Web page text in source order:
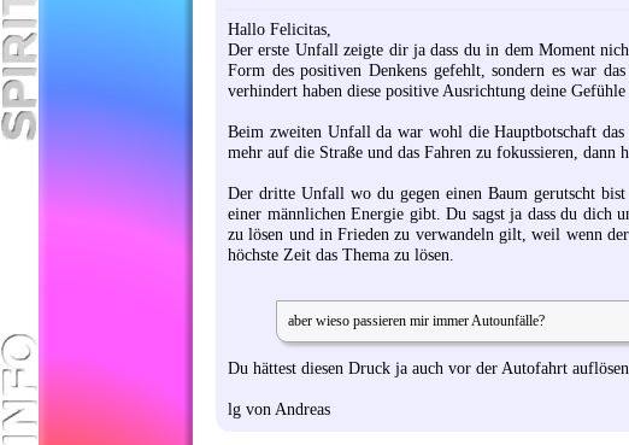
Hallo Felicitas,
Der erste Unfall zeigte dir ja dass du in dem Moment
Form des positiven Denkens gefehlt, sondern es war
verhindert haben diese positive Ausrichtung deine Gefühle
Beim zweiten Unfall da war wohl die Hauptbotschaft das
mehr auf die Straße und das Fahren zu fokussieren, dann
Der dritte Unfall wo du gegen einen Baum gerutscht
einer männlichen Energie gibt. Du sagst ja dass du dich
zu lösen und in Frieden zu verwandeln gilt, weil wenn
höchste Zeit das Thema zu lösen.
aber wieso passieren mir immer Autounfälle?
Du hättest diesen Druck ja auch vor der Autofahrt
lg von Andreas